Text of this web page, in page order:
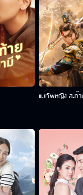
แม่ทัพหญิง สะท้